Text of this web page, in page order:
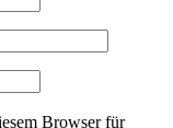
Browser für